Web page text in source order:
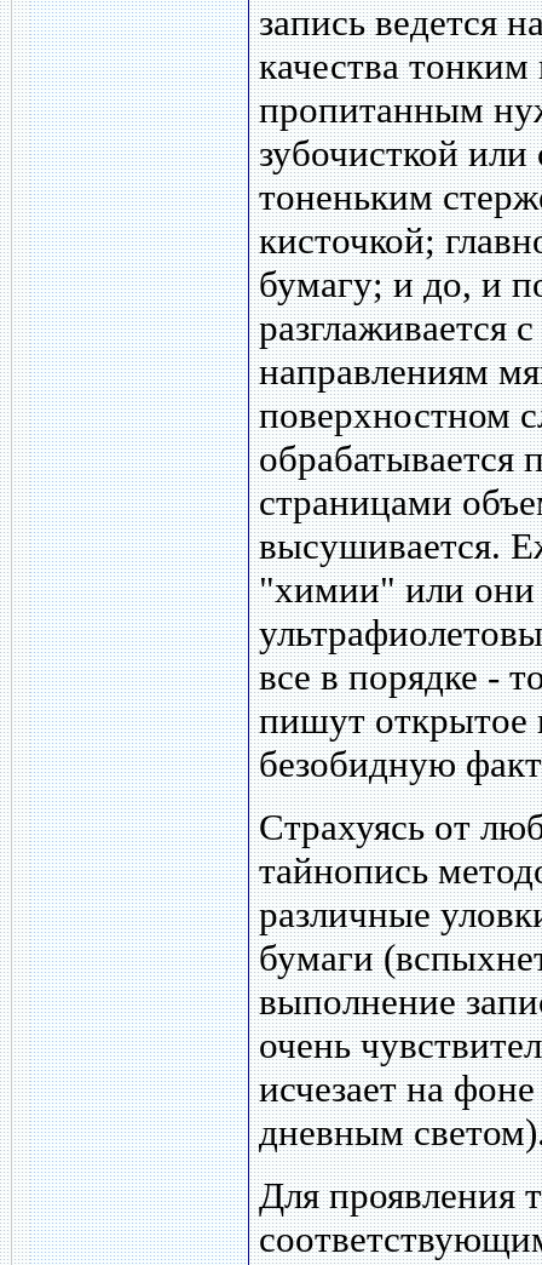
запись ведется
качества
пропитанным
зубочисткой
тоненьким
кисточкой;
бумагу; и до, и
разглаживается
направлениям
поверхностном
обрабатывается
страницами
высушивается.
"химии" или они
все в порядке -
пишут
безобидную
Страхуясь от
тайнопись
различные
бумаги
выполнение
очень
исчезает на
дневным
Для проявления